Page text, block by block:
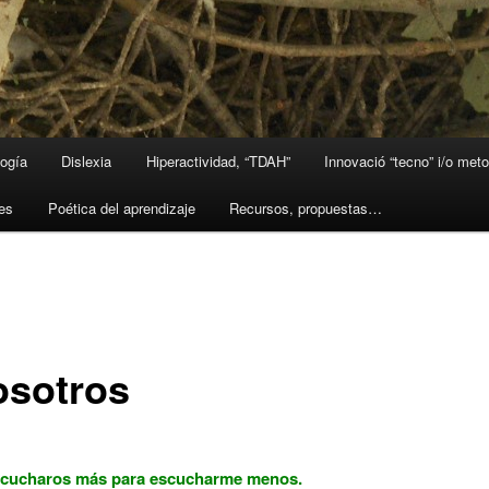
Dislexia Hiperactividad, “TDAH” Innovació “tecno” i/o
Poética del aprendizaje Recursos, propuestas…
más para escucharme menos.